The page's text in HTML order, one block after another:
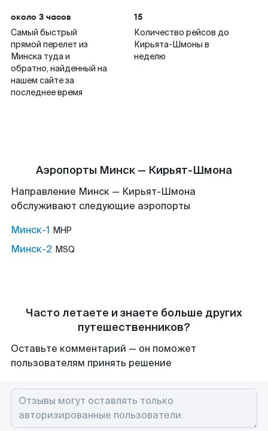
около 3 часов
Самый быстрый
прямой перелет из
Минска туда и
обратно, найденный на
нашем сайте за
последнее время
15
Количество рейсов до
Кирьята-Шмоны в
неделю
Аэропорты Минск — Кирьят-Шмона
Направление Минск — Кирьят-Шмона
обслуживают следующие аэропорты
Минск-1 MHP
Минск-2 MSQ
Часто летаете и знаете больше других
путешественников?
Оставьте комментарий — он поможет
пользователям принять решение